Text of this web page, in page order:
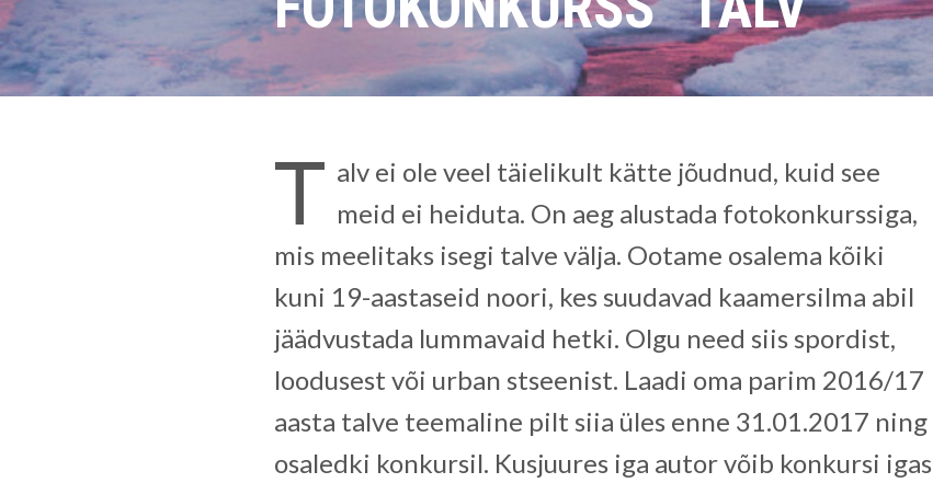
T alv ei ole veel täielikult kätte jõudnud, kuid see
meid ei heiduta. On aeg alustada fotokonkurssiga,
mis meelitaks isegi talve välja. Ootame osalema kõiki
kuni 19-aastaseid noori, kes suudavad kaamersilma abil
jäädvustada lummavaid hetki. Olgu need siis spordist,
loodusest või urban stseenist. Laadi oma parim 2016/17
aasta talve teemaline pilt siia üles enne 31.01.2017 ning
osaledki konkursil. Kusjuures iga autor võib konkursi igas